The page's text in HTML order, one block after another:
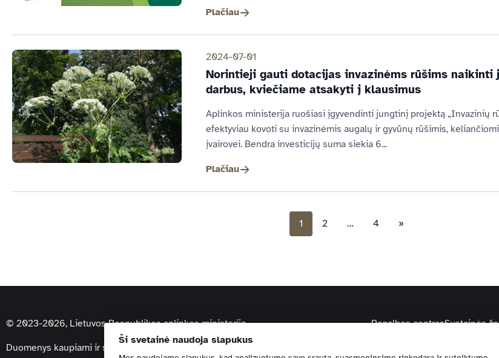
Plačiau
2024-07-01
Norintieji gauti dotacijas invazinėms rūšims naikinti
darbus, kviečiame atsakyti į klausimus
Aplinkos ministerija ruošiasi įgyvendinti jungtinį projektą „Invazinių
efektyviau kovoti su invazinėmis augalų ir gyvūnų rūšimis,
įvairovei. Bendra investicijų suma siekia 6...
Plačiau
1 2 … 4 »
© 2023-2026, Lietuvos Respublikos aplinkos ministerija
Duomenys kaupiami ir saugomi Juridinių asmenų registre.
Pagalbos centrasSvetainės
Ši svetainė naudoja slapukus